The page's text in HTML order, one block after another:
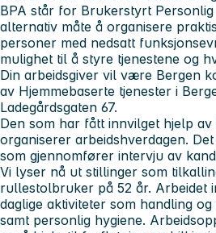
BPA står for Brukerstyrt
alternativ måte å organisere
personer med nedsatt
mulighet til å styre tjenestene og
Din arbeidsgiver vil være Bergen
av Hjemmebaserte tjenester i
Ladegårdsgaten 67.
Den som har fått innvilget hjelp
organiserer arbeidshverdagen.
som gjennomfører intervju av
Vi lyser nå ut stillinger som
rullestolbruker på 52 år. Arbeidet
daglige aktiviteter som handling
samt personlig hygiene.